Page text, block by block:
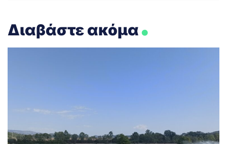
Διαβάστε ακόμα.